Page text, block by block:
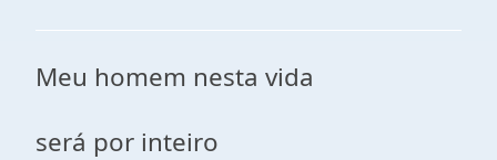
Meu homem nesta vida
será por inteiro